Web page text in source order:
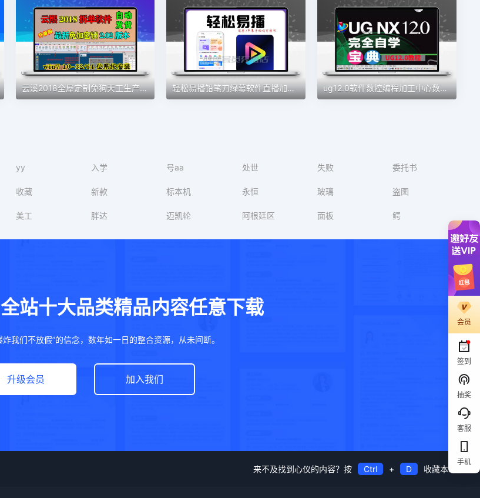
云溪2018全屋定制免狗天工生产免锁云熙拆单软件柜体橱柜排版2021 轻松易播铅笔刀绿幕软件直播加加魔盒同款绿幕直播间会员权益 ug12.0软件数控编程加工中心数控自学建模全套教程从入门到精通
yy 入学 号aa 处世 失败 委托书
收藏 新款 标本机 永恒 玻璃 盗图
美工 胖达 迈凯轮 阿根廷区 面板 鳄
站十大品类精品内容任意下载
炸我们不放假”的信念，数年如一日的整合资源，从未间断。
升级会员 加入我们
来不及找到心仪的内容？按 Ctrl + D 收藏本站
会员
签到
抽奖
客服
手机